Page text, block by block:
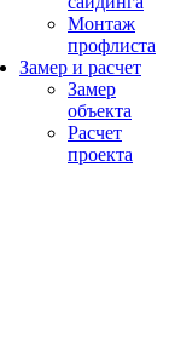
Монтаж
профлиста
Замер и расчет
Замер
объекта
Расчет
проекта